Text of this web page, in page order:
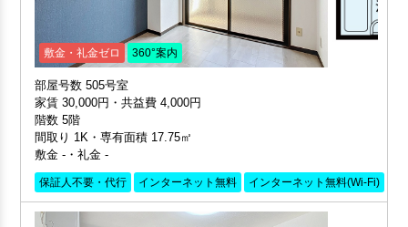
敷金・礼金ゼロ 360°案内
部屋号数 505号室
家賃 30,000円・共益費 4,000円
階数 5階
間取り 1K・専有面積 17.75㎡
敷金 -・礼金 -
保証人不要・代行 インターネット無料 インターネット無料(Wi-Fi)